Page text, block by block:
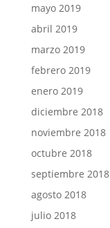
mayo 2019
abril 2019
marzo 2019
febrero 2019
enero 2019
diciembre 2018
noviembre 2018
octubre 2018
septiembre 2018
agosto 2018
julio 2018